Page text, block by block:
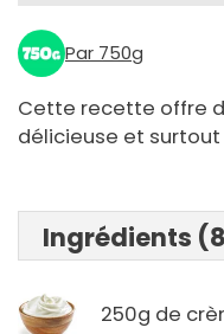
Par 750g
Cette recette offre
délicieuse et
Ingrédients
250g de